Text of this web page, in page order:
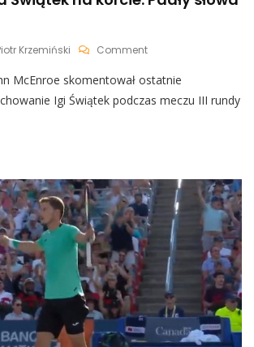
Krzemiński CommentOn
Co
Zrobiła
Krytyki
McEnroe skomentował ostatnie
Igi Świątek podczas meczu III rundy